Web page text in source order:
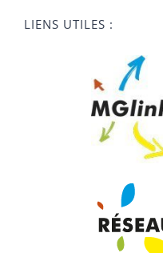
LIENS UTILES :